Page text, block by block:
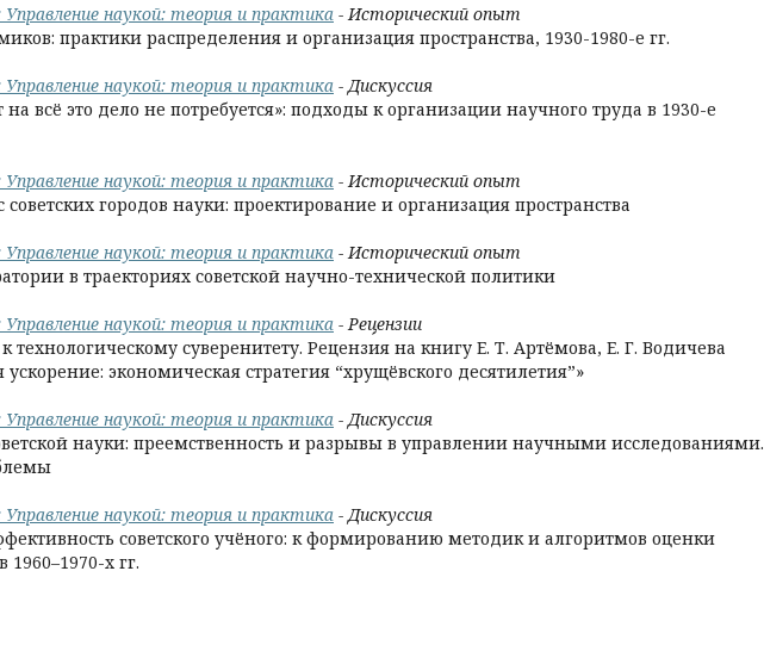
наукой: теория и практика - Исторический опыт
практики распределения и организация пространства, 1930-1980-е гг.
наукой: теория и практика - Дискуссия
на всё это дело не потребуется»: подходы к организации научного труда в 1930-е
наукой: теория и практика - Исторический опыт
советских городов науки: проектирование и организация пространства
наукой: теория и практика - Исторический опыт
в траекториях советской научно-технической политики
наукой: теория и практика - Рецензии
технологическому суверенитету. Рецензия на книгу Е. Т. Артёмова, Е. Г. Водичева
ускорение: экономическая стратегия “хрущёвского десятилетия”»
наукой: теория и практика - Дискуссия
науки: преемственность и разрывы в управлении научными исследованиями.
наукой: теория и практика - Дискуссия
советского учёного: к формированию методик и алгоритмов оценки
1960–1970-х гг.